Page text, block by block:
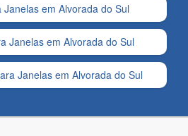
em Alvorada do Sul
Janelas em Alvorada do Sul
Janelas em Alvorada do Sul